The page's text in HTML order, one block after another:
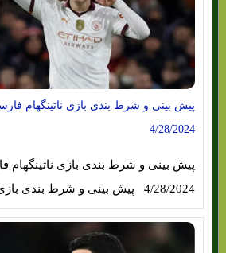
پیش بینی و شرط بندی بازی ناتینگهام
4/28/2024
پیش بینی و شرط بندی بازی
4/28/2024 پیش بینی و شرط بندی بازی ناتینگهام…